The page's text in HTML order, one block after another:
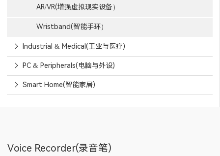
AR/VR(增强虚拟现实设备）
Wristband(智能手环）
Industrial & Medical(工业与医疗)
PC & Peripherals(电脑与外设)
Smart Home(智能家居)
Voice Recorder(录音笔)